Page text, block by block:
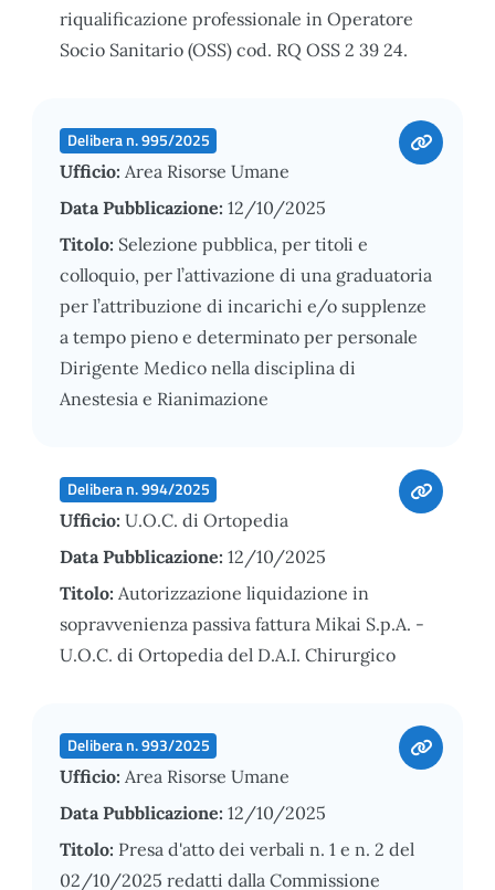
riqualificazione professionale in Operatore
Socio Sanitario (OSS) cod. RQ OSS 2 39 24.
Delibera n. 995/2025
Ufficio: Area Risorse Umane
Data Pubblicazione: 12/10/2025
Titolo: Selezione pubblica, per titoli e
colloquio, per l’attivazione di una graduatoria
per l’attribuzione di incarichi e/o supplenze
a tempo pieno e determinato per personale
Dirigente Medico nella disciplina di
Anestesia e Rianimazione
Delibera n. 994/2025
Ufficio: U.O.C. di Ortopedia
Data Pubblicazione: 12/10/2025
Titolo: Autorizzazione liquidazione in
sopravvenienza passiva fattura Mikai S.p.A. -
U.O.C. di Ortopedia del D.A.I. Chirurgico
Delibera n. 993/2025
Ufficio: Area Risorse Umane
Data Pubblicazione: 12/10/2025
Titolo: Presa d'atto dei verbali n. 1 e n. 2 del
02/10/2025 redatti dalla Commissione